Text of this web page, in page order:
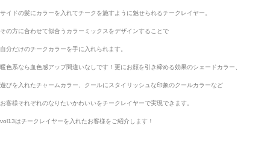
サイドの髪にカラーを入れてチークを施すように魅せられるチークレイヤー。
その方に合わせて似合うカラーミックスをデザインすることで
自分だけのチークカラーを手に入れられます。
暖色系なら血色感アップ間違いなしです！更にお顔を引き締める効果のシェードカラー、
遊びを入れたチャームカラー、クールにスタイリッシュな印象のクールカラーなど
お客様それぞれのなりたいかわいいをチークレイヤーで実現できます。
vol13はチークレイヤーを入れたお客様をご紹介します！